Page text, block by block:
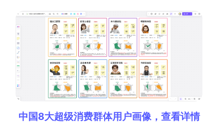
数据流图
情绪板
查看所有场景
中国8大超级消费群体用户画像，查看详情